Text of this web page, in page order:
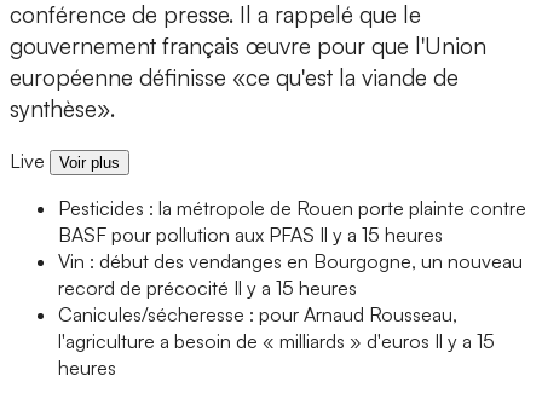
conférence de presse. Il a rappelé que le
gouvernement français œuvre pour que l'Union
européenne définisse «ce qu'est la viande de
synthèse».
Live Voir plus
Pesticides : la métropole de Rouen porte plainte contre
BASF pour pollution aux PFAS Il y a 15 heures
Vin : début des vendanges en Bourgogne, un nouveau
record de précocité Il y a 15 heures
Canicules/sécheresse : pour Arnaud Rousseau,
l'agriculture a besoin de « milliards » d'euros Il y a 15
heures